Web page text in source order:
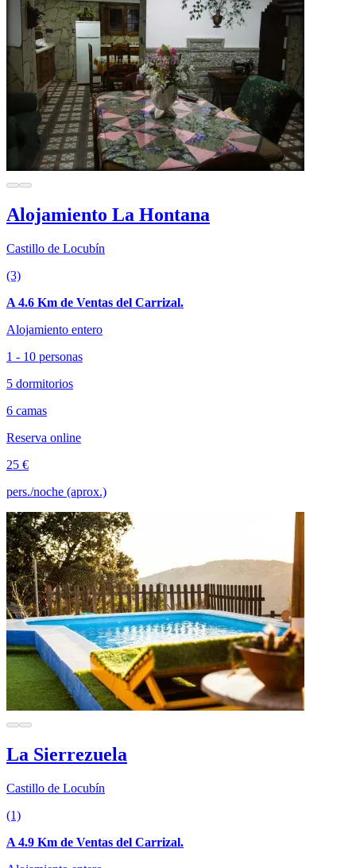
Alojamiento La Hontana
Castillo de Locubín
(3)
A 4.6 Km de Ventas del Carrizal.
Alojamiento entero
1 - 10 personas
5 dormitorios
6 camas
Reserva online
25 €
pers./noche (aprox.)
La Sierrezuela
Castillo de Locubín
(1)
A 4.9 Km de Ventas del Carrizal.